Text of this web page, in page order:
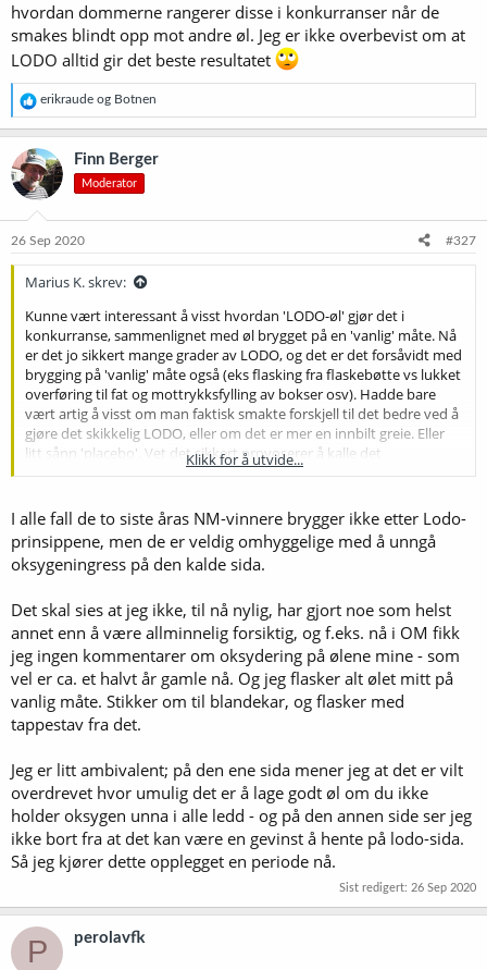
hvordan dommerne rangerer disse i konkurranser når de
smakes blindt opp mot andre øl. Jeg er ikke overbevist om at
LODO alltid gir det beste resultatet
R
e
a
k
s
j
o
e
erikraude og Botnen
Finn Berger
Moderator
26 Sep 2020 #327
Marius K. skrev:
Kunne vært interessant å visst hvordan 'LODO-øl' gjør det i
konkurranse, sammenlignet med øl brygget på en 'vanlig' måte. Nå
er det jo sikkert mange grader av LODO, og det er det forsåvidt med
brygging på 'vanlig' måte også (eks flasking fra flaskebøtte vs lukket
overføring til fat og mottrykksfylling av bokser osv). Hadde bare
vært artig å visst om man faktisk smakte forskjell til det bedre ved å
gjøre det skikkelig LODO, eller om det er mer en innbilt greie. Eller
litt sånn 'placebo'. Vet det sikkert provoserer å kalle det
innbilt/placebo, for det er det nok ikke. Og forskningen har nok rett,
bedre. Men la oss ta NM vinnerne f. Eks. Er de brygget etter LODO?
Eller finner vi LODO ølene lenger ned på listen? Kanskje et
meningsløst innspill dette, men skulle vært gøy å visst hvordan
dommerne rangerer disse i konkurranser når de smakes blindt opp
resultatet
Klikk for å utvide...
I alle fall de to siste åras NM-vinnere brygger ikke etter Lodo-
prinsippene, men de er veldig omhyggelige med å unngå
oksygeningress på den kalde sida.
Det skal sies at jeg ikke, til nå nylig, har gjort noe som helst
annet enn å være allminnelig forsiktig, og f.eks. nå i OM fikk
jeg ingen kommentarer om oksydering på ølene mine - som
vel er ca. et halvt år gamle nå. Og jeg flasker alt ølet mitt på
vanlig måte. Stikker om til blandekar, og flasker med
tappestav fra det.
Jeg er litt ambivalent; på den ene sida mener jeg at det er vilt
overdrevet hvor umulig det er å lage godt øl om du ikke
holder oksygen unna i alle ledd - og på den annen side ser jeg
ikke bort fra at det kan være en gevinst å hente på lodo-sida.
Så jeg kjører dette opplegget en periode nå.
Sist redigert: 26 Sep 2020
P perolavfk